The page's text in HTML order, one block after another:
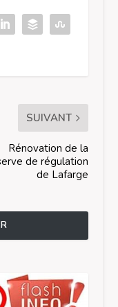
SUIVANT
Rénovation de la
de régulation
de Lafarge